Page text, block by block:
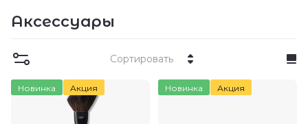
Аксессуары
Сортировать
Новинка Акция Новинка Акция